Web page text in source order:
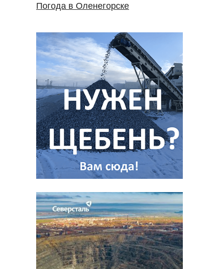
Погода в Оленегорске